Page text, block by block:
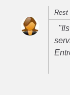
Rest